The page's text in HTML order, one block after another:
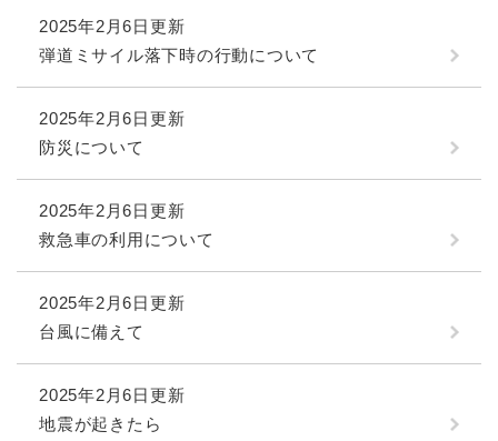
2025年2月6日更新
弾道ミサイル落下時の行動について
2025年2月6日更新
防災について
2025年2月6日更新
救急車の利用について
2025年2月6日更新
台風に備えて
2025年2月6日更新
地震が起きたら